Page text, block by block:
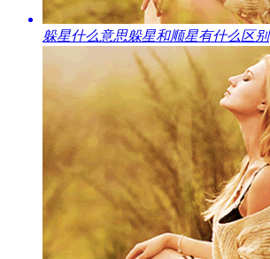
​躲星什么意思躲星和顺星有什么区别